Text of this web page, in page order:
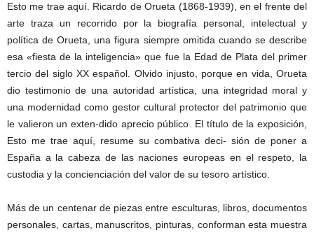
Esto me trae aquí. Ricardo de Orueta (1868-1939), en el frente del
arte traza un recorrido por la biografía personal, intelectual y
política de Orueta, una figura siempre omitida cuando se describe
esa «fiesta de la inteligencia» que fue la Edad de Plata del primer
tercio del siglo XX español. Olvido injusto, porque en vida, Orueta
dio testimonio de una autoridad artística, una integridad moral y
una modernidad como gestor cultural protector del patrimonio que
le valieron un exten-dido aprecio público. El título de la exposición,
Esto me trae aquí, resume su combativa deci- sión de poner a
España a la cabeza de las naciones europeas en el respeto, la
custodia y la concienciación del valor de su tesoro artístico.
Más de un centenar de piezas entre esculturas, libros, documentos
personales, cartas, manuscritos, pinturas, conforman esta muestra